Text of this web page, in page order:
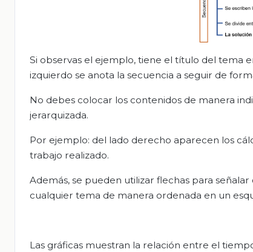
Si observas el ejemplo, tiene el título del tema
izquierdo se anota la secuencia a seguir de
No debes colocar los contenidos de manera
jerarquizada.
Por ejemplo: del lado derecho aparecen los
trabajo realizado.
Además, se pueden utilizar flechas para
cualquier tema de manera ordenada en un
Las gráficas muestran la relación entre el